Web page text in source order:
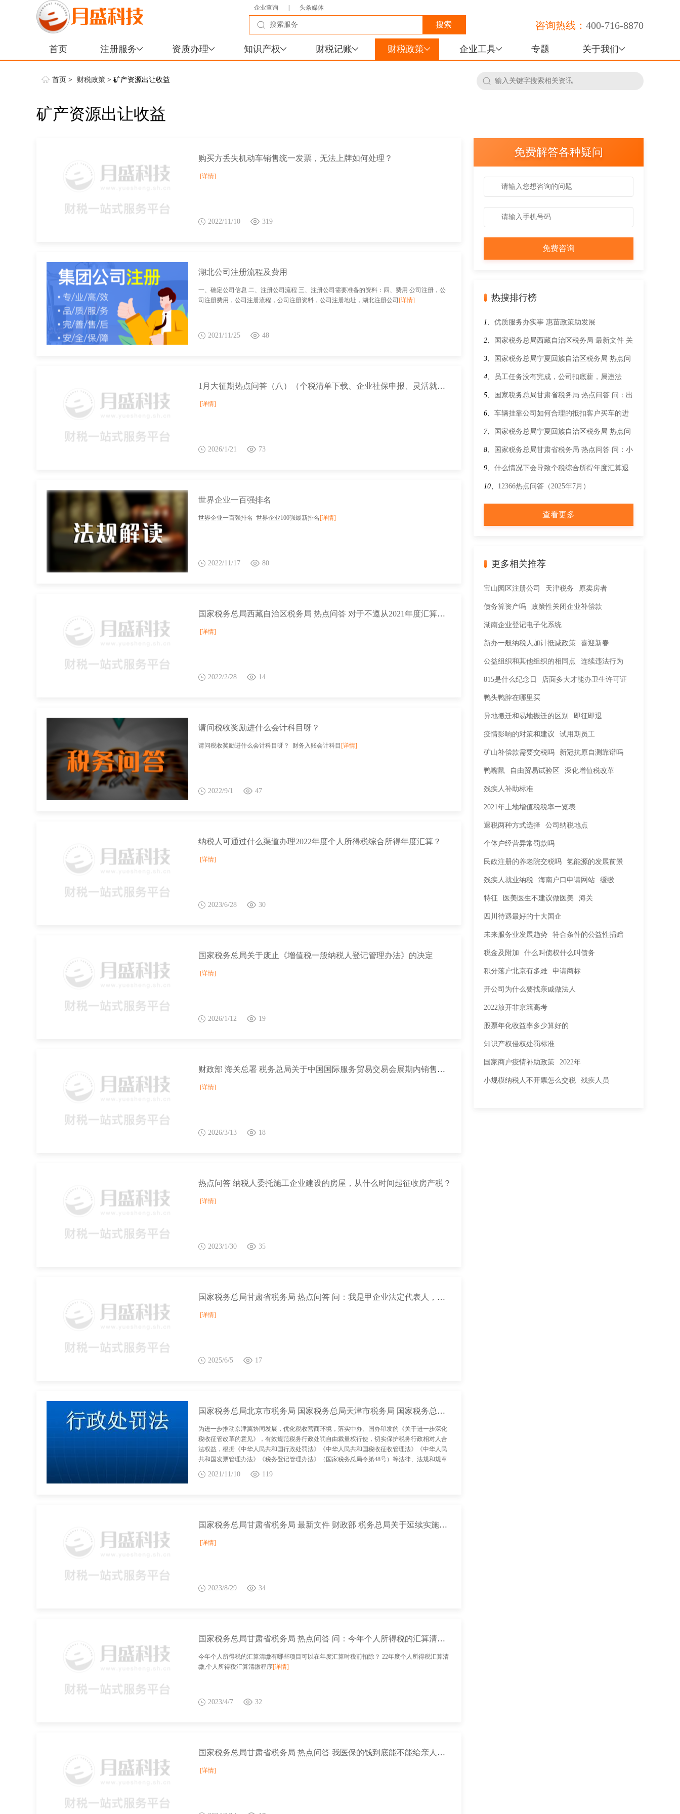
企业查询 头条媒体
咨询热线： 400-716-8870
首页 注册服务 资质办理 知识产权 财税记账 财税政策 企业工具 专题 关于我们
首页 > 财税政策 > 矿产资源出让收益
矿产资源出让收益
购买方丢失机动车销售统一发票，无法上牌如何处理？
[详情]
2022/11/10 319
湖北公司注册流程及费用
一、确定公司信息 二、注册公司流程 三、注册公司需要准备的资料：四、费用 公司注册，公
司注册费用，公司注册流程，公司注册资料，公司注册地址，湖北注册公司 [详情]
2021/11/25 48
1月大征期热点问答（八）（个税清单下载、企业社保申报、灵活就业凭证获取）
[详情]
2026/1/21 73
世界企业一百强排名
世界企业一百强排名 世界企业100强最新排名 [详情]
2022/11/17 80
国家税务总局西藏自治区税务局 热点问答 对于不遵从2021年度汇算的纳税人，今年会有哪些管理性措施？
[详情]
2022/2/28 14
请问税收奖励进什么会计科目呀？
请问税收奖励进什么会计科目呀？ 财务入账会计科目 [详情]
2022/9/1 47
纳税人可通过什么渠道办理2022年度个人所得税综合所得年度汇算？
[详情]
2023/6/28 30
国家税务总局关于废止《增值税一般纳税人登记管理办法》的决定
[详情]
2026/1/12 19
财政部 海关总署 税务总局关于中国国际服务贸易交易会展期内销售的进口展品税收优惠政策的通知
[详情]
2026/3/13 18
热点问答 纳税人委托施工企业建设的房屋，从什么时间起征收房产税？
[详情]
2023/1/30 35
国家税务总局甘肃省税务局 热点问答 问：我是甲企业法定代表人，甲企业因管理不善纳税信用被评为D级，为何我名下注册登记的乙企业也被评为D级，该怎么办呢？
[详情]
2025/6/5 17
国家税务总局北京市税务局 国家税务总局天津市税务局 国家税务总局河北省税务局关于发布《京津冀税务行政处罚裁量基准》的公告
为进一步推动京津冀协同发展，优化税收营商环境，落实中办、国办印发的《关于进一步深化
税收征管改革的意见》，有效规范税务行政处罚自由裁量权行使，切实保护税务行政相对人合
法权益，根据《中华人民共和国行政处罚法》《中华人民共和国税收征收管理法》《中华人民
共和国发票管理办法》《税务登记管理办法》（国家税务总局令第48号）等法律、法规和规章
的规定，结合北京市、天津市和河北省税务执法实际，制定《京津冀税务行政处罚裁量基
准》 京津冀协同发展,中华人民共和国行政处罚法,中华人民共和国税收征收管理法,中华人民共
2021/11/10 119
国家税务总局甘肃省税务局 最新文件 财政部 税务总局关于延续实施远洋船员个人所得税政策的公告
[详情]
2023/8/29 34
国家税务总局甘肃省税务局 热点问答 问：今年个人所得税的汇算清缴有哪些项目可以在年度汇算时税前扣除？
今年个人所得税的汇算清缴有哪些项目可以在年度汇算时税前扣除？ 22年度个人所得税汇算清
缴,个人所得税汇算清缴程序[详情]
2023/4/7 32
国家税务总局甘肃省税务局 热点问答 我医保的钱到底能不能给亲人看病买药？
[详情]
免费解答各种疑问
热搜排行榜
1、 优质服务办实事 惠苗政策助发展
2、 国家税务总局西藏自治区税务局 最新文件 关
于《国家医保局 财政部 国家税务总局关于做好
2022年城乡居民基本医疗保障工作的通知》的解
读
3、 国家税务总局宁夏回族自治区税务局 热点问
答 电子税务局发票领用时因额度问题阻断，如
何处理？
4、 员工任务没有完成，公司扣底薪，属违法
吗？
5、 国家税务总局甘肃省税务局 热点问答 问：出
口企业是否可以自行跟进了解出口退（免）税的
办理进度？
6、 车辆挂靠公司如何合理的抵扣客户买车的进
项税呢？
7、 国家税务总局宁夏回族自治区税务局 热点问
答 子女首套住房由子女申请贷款，但由父母偿
还，父母是否可以享受首套住房贷款扣除?
8、 国家税务总局甘肃省税务局 热点问答 问：小
规模纳税人提供旅游服务，计算增值税应纳税额
时，在判断增值税起征点时，是按扣除前的销售
额还是扣除后的销售额判断？
9、 什么情况下会导致个税综合所得年度汇算退
税审核不通过或者退税失败?
10、 12366热点问答（2025年7月）
查看更多
更多相关推荐
宝山园区注册公司 天津税务 原卖房者
债务算资产吗 政策性关闭企业补偿款
湖南企业登记电子化系统
新办一般纳税人加计抵减政策 喜迎新春
公益组织和其他组织的相同点 连续违法行为
815是什么纪念日 店面多大才能办卫生许可证
鸭头鸭脖在哪里买
异地搬迁和易地搬迁的区别 即征即退
疫情影响的对策和建议 试用期员工
矿山补偿款需要交税吗 新冠抗原自测靠谱吗
鸭嘴鼠 自由贸易试验区 深化增值税改革
残疾人补助标准
2021年土地增值税税率一览表
退税两种方式选择 公司纳税地点
个体户经营异常罚款吗
民政注册的养老院交税吗 氢能源的发展前景
残疾人就业纳税 海南户口申请网站 缓缴
特征 医美医生不建议做医美 海关
四川待遇最好的十大国企
未来服务业发展趋势 符合条件的公益性捐赠
税金及附加 什么叫债权什么叫债务
积分落户北京有多难 申请商标
开公司为什么要找亲戚做法人
2022放开非京籍高考
股票年化收益率多少算好的
知识产权侵权处罚标准
国家商户疫情补助政策 2022年
小规模纳税人不开票怎么交税 残疾人员